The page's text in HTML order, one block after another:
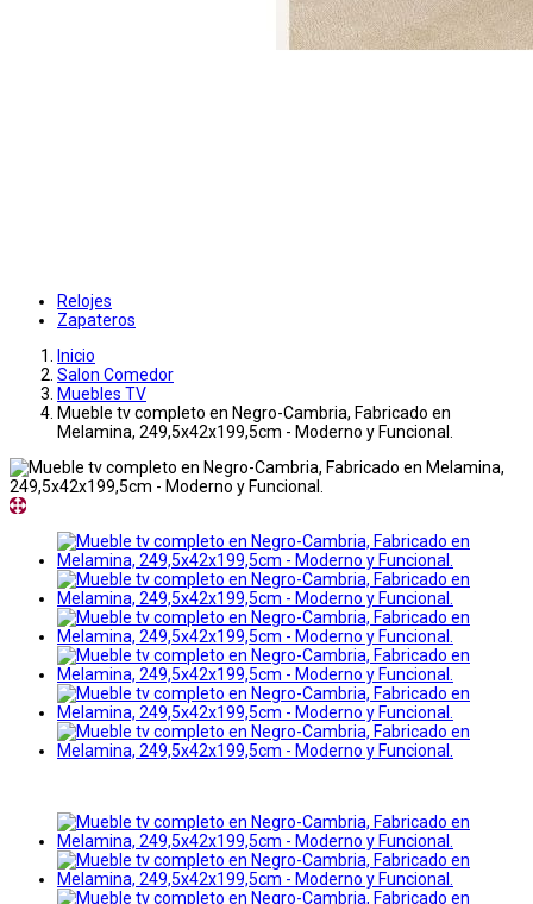
Relojes
Zapateros
Inicio
Salon Comedor
Muebles TV
Mueble tv completo en Negro-Cambria, Fabricado en
Melamina, 249,5x42x199,5cm - Moderno y Funcional.